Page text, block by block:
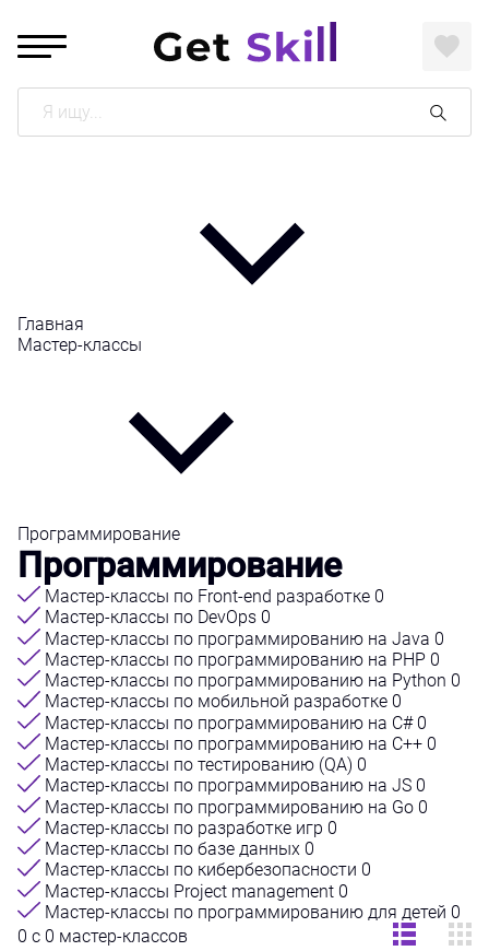
Поиск
Главная
Мастер-классы
Программирование
Программирование
Мастер-классы по Front-end разработке 0
Мастер-классы по DevOps 0
Мастер-классы по программированию на Java 0
Мастер-классы по программированию на PHP 0
Мастер-классы по программированию на Python 0
Мастер-классы по мобильной разработке 0
Мастер-классы по программированию на C# 0
Мастер-классы по программированию на C++ 0
Мастер-классы по тестированию (QA) 0
Мастер-классы по программированию на JS 0
Мастер-классы по программированию на Go 0
Мастер-классы по разработке игр 0
Мастер-классы по базе данных 0
Мастер-классы по кибербезопасности 0
Мастер-классы Project management 0
Мастер-классы по программированию для детей 0
0 с 0 мастер-классов